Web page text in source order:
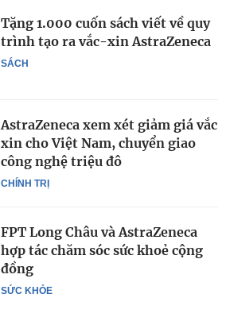
SÁCH
Tặng 1.000 cuốn sách viết về quy
trình tạo ra vắc-xin AstraZeneca
CHÍNH TRỊ
AstraZeneca xem xét giảm giá vắc
xin cho Việt Nam, chuyển giao
công nghệ triệu đô
SỨC KHỎE
FPT Long Châu và AstraZeneca
hợp tác chăm sóc sức khoẻ cộng
đồng